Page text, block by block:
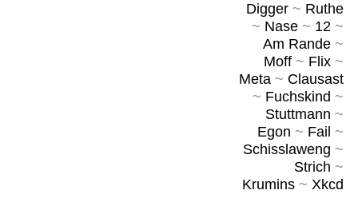
Digger~ Ruthe
~ Nase~ 12~
Am Rande~
Moff~ Flix~
Meta~ Clausast
~ Fuchskind ~
Stuttmann ~
Egon ~ Fail ~
Schisslaweng ~
Strich ~
Krumins~ Xkcd